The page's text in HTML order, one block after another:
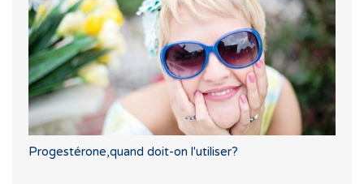
Progestérone,quand doit-on l'utiliser?